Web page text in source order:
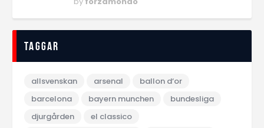
Taggar
allsvenskan arsenal
ballon d‘or
barcelona
bayern munchen
bundesliga
djurgården
el classico